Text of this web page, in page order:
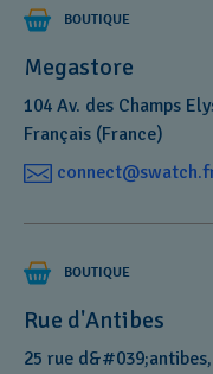
BOUTIQUE
Megastore
104 Av. des Champs
Français (France)
BOUTIQUE
Rue d'Antibes
25 rue